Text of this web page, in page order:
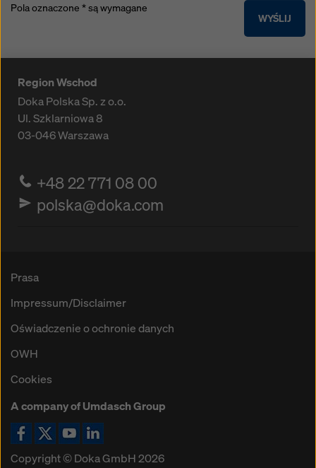
WYŚLIJ
Pola oznaczone * są wymagane
Region Wschod
Doka Polska Sp. z o.o.
Ul. Szklarniowa 8
03-046Warszawa
+48 22 771 08 00
polska@doka.com
Prasa
Impressum/Disclaimer
Oświadczenie o ochronie danych
OWH
Cookies
A company of Umdasch Group
Ikona Facebook
Ikona XIkona YouTube
Ikona LinkedIn
Copyright © Doka GmbH 2026